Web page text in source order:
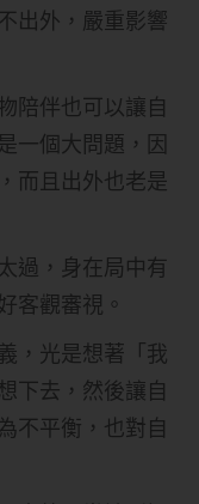
出外，嚴重影響
陪伴也可以讓自
一個大問題，因
而且出外也老是
過，身在局中有
客觀審視。
，光是想著「我
下去，然後讓自
不平衡，也對自